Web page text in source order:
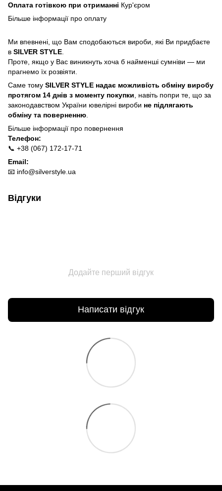
Оплата готівкою при отриманні Кур'єром
Більше інформації про оплату
Ми впевнені, що Вам сподобаються вироби, які Ви придбаєте
в SILVER STYLE
Проте, якщо у Вас виникнуть хоча б найменші сумніви — ми
прагнемо їх розвіяти.
Саме тому SILVER STYLE надає можливість обміну виробу
протягом 14 днів з моменту покупки , навіть попри те, що за
законодавством України ювелірні вироби не підлягають
обміну та поверненню
Більше інформації про повернення
Телефон:
📞 +38 (067) 172-17-71
Email:
📧 info@silverstyle.ua
Відгуки
Додайте перший відгук
Написати відгук